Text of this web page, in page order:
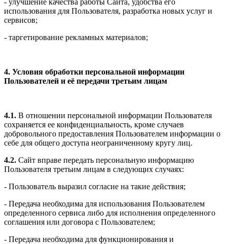
использования для Пользователя, разработка новых услуг и
сервисов;
- таргетирование рекламных материалов;
4. Условия обработки персональной информации
Пользователей и её передачи третьим лицам
4.1. В отношении персональной информации Пользователя
сохраняется ее конфиденциальность, кроме случаев
добровольного предоставления Пользователем информации о
себе для общего доступа неограниченному кругу лиц.
4.2. Сайт вправе передать персональную информацию
Пользователя третьим лицам в следующих случаях:
- Пользователь выразил согласие на такие действия;
- Передача необходима для использования Пользователем
определенного сервиса либо для исполнения определенного
соглашения или договора с Пользователем;
- Передача необходима для функционирования и